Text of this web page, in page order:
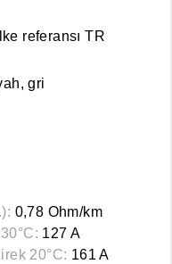
referansı TR
gri
0,78 Ohm/km
127 A
20°C: 161 A